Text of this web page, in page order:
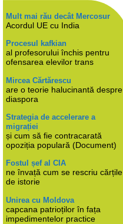
Mult mai rău decât Mercosur
Acordul UE cu India
Procesul kafkian
al profesorului închis pentru
ofensarea elevilor trans
Mircea Cărtărescu
are o teorie halucinantă despre
diaspora
Strategia de accelerare a
migrației
și cum să fie contracarată
opoziția populară (Document)
Fostul șef al CIA
ne învață cum se rescriu cărțile
de istorie
Unirea cu Moldova
capcana patrioților în fața
impedimentelor practice